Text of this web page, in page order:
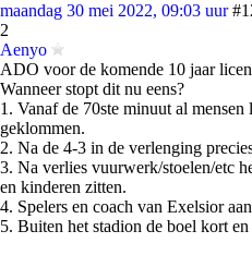
maandag 30 mei 2022, 09:03 uur
2
Aenyo
ADO voor de komende 10 jaar
Wanneer stopt dit nu eens?
1. Vanaf de 70ste minuut al
geklommen.
2. Na de 4-3 in de verlenging
3. Na verlies vuurwerk/stoelen/etc
en kinderen zitten.
4. Spelers en coach van Exelsior
5. Buiten het stadion de boel kort